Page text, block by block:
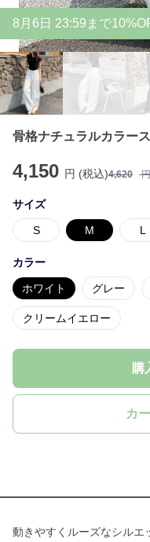
8 月 6 日 23:59まで
骨格ナチュラルカラー
4,150 円 (税込)4,620
サイズ
S M L
カラー
ホワイト グレー
クリームイエロー
購
カ
動きやすくルーズなシルエ